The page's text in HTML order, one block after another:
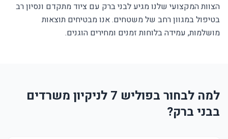
הצוות המקצועי שלנו מגיע לבני ברק עם ציוד מתקדם ונסיון רב
בטיפול במגוון רחב של משטחים. אנו מבטיחים תוצאות
מושלמות, עמידה בלוחות זמנים ומחירים הוגנים.
למה לבחור בפוליש 7 לניקיון משרדים
בבני ברק?